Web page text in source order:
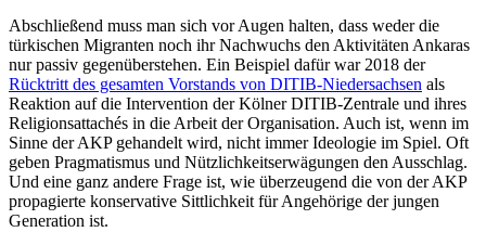
Abschließend muss man sich vor Augen halten, dass weder die
türkischen Migranten noch ihr Nachwuchs den Aktivitäten Ankaras
nur passiv gegenüberstehen. Ein Beispiel dafür war 2018 der
Rücktritt des gesamten Vorstands von DITIB-Nieder­sachsen als
Reaktion auf die Intervention der Kölner DITIB-Zentrale und ihres
Reli­gionsattachés in die Arbeit der Organisa­tion. Auch ist, wenn im
Sinne der AKP ge­handelt wird, nicht immer Ideologie im Spiel. Oft
geben Pragmatismus und Nütz­lichkeitserwägungen den Ausschlag.
Und eine ganz andere Frage ist, wie überzeugend die von der AKP
propagierte konservative Sittlichkeit für Angehörige der jungen
Generation ist.